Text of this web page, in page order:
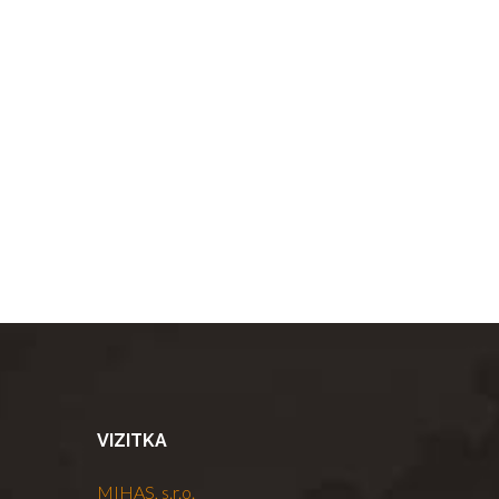
VIZITKA
MIHAS, s.r.o.